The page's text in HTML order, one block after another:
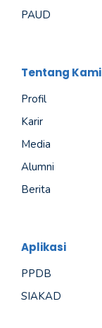
PAUD
Tentang Kami
Profil
Karir
Media
Alumni
Berita
Aplikasi
PPDB
SIAKAD